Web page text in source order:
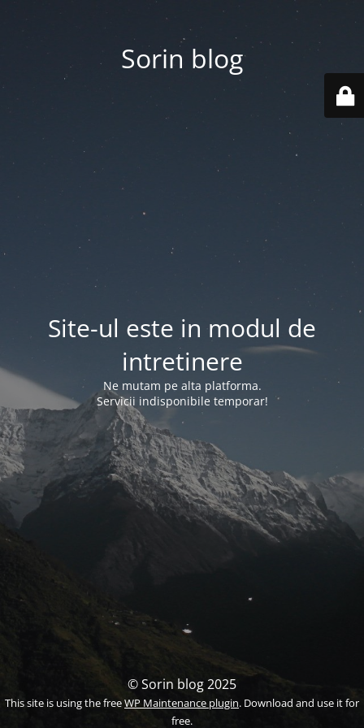
Sorin blog
Site-ul este in modul de
intretinere
Ne mutam pe alta platforma.
Servicii indisponibile temporar!
© Sorin blog 2025
This site is using the freeWP Maintenance plugin. Download and use it for
free.